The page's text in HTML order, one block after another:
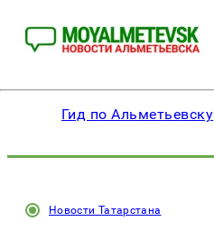
Гид по Альметьевску
Новости Татарстана